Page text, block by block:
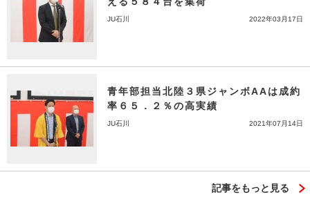
JU石川 2022年03月17日
青年部担当北陸３県ジャンボAAは成約
率６５．２％の高実績
JU石川 2021年07月14日
記事をもっと見る